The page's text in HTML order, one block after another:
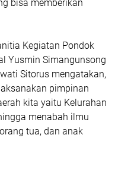
bisa memberikan
Kegiatan Pondok
Yusmin Simangunsong
Sitorus mengatakan,
pimpinan
kita yaitu Kelurahan
menabah ilmu
tua, dan anak